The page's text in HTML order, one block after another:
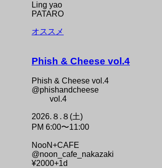
Ling yao
PATARO
オススメ
Phish & Cheese vol.4
Phish & Cheese vol.4
@phishandcheese
vol.4
2026.８.８(土)
PM 6:00〜11:00
NooN+CAFE
@noon_cafe_nakazaki
¥2000+1d